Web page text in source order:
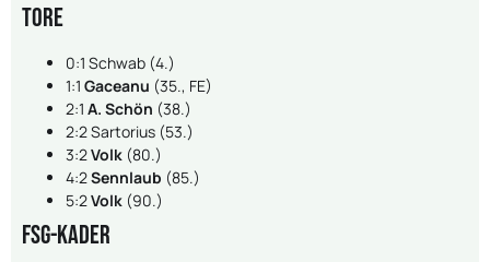
Tore
0:1 Schwab (4.)
1:1 Gaceanu (35., FE)
2:1 A. Schön (38.)
2:2 Sartorius (53.)
3:2Volk (80.)
4:2Sennlaub (85.)
5:2Volk (90.)
FSG-Kader